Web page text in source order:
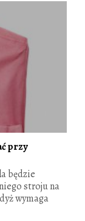
przy
będzie
stroju na
wymaga